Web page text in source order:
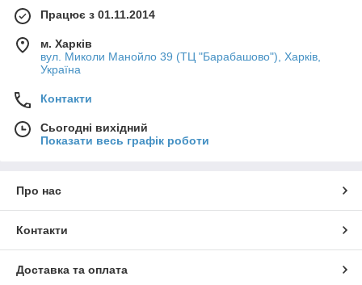
Працює з 01.11.2014
м. Харків
вул. Миколи Манойло 39 (ТЦ "Барабашово"), Харків,
Україна
Контакти
Сьогодні вихідний
Показати весь графік роботи
Про нас
Контакти
Доставка та оплата